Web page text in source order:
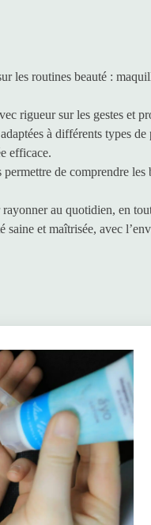
les routines beauté :
rigueur sur les gestes et
à différents types
efficace.
de comprendre
au quotidien, en
saine et maîtrisée, avec